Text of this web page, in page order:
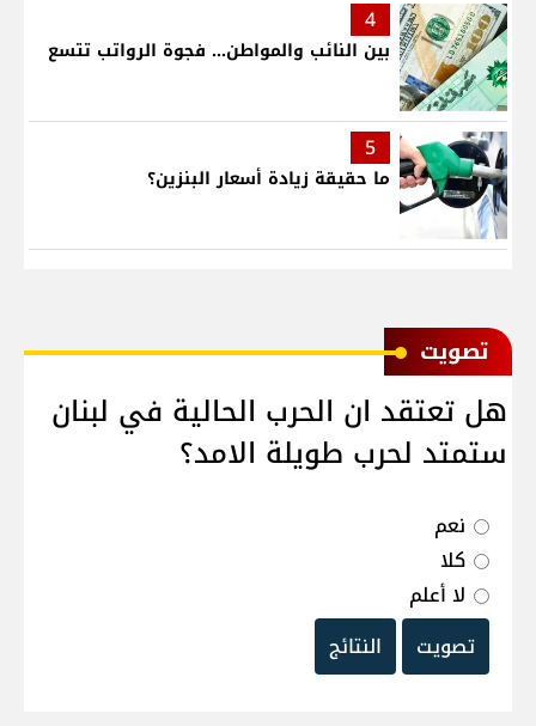
4
بين النائب والمواطن... فجوة الرواتب تتسع
5
ما حقيقة زيادة أسعار البنزين؟
ﺗﺼﻮﻳﺖ
هل تعتقد ان الحرب الحالية في لبنان
ستمتد لحرب طويلة الامد؟
نعم
كلا
لا أعلم
تصويت
النتائج